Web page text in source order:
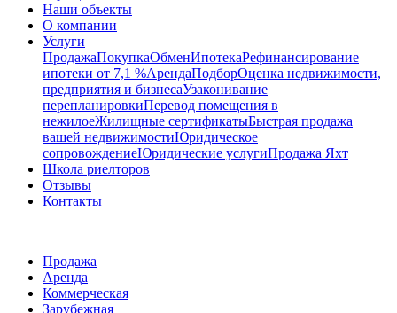
Наши объекты
О компании
Услуги
ПродажаПокупкаОбменИпотекаРефинансирование
ипотеки от 7,1 %АрендаПодборОценка недвижимости,
предприятия и бизнесаУзаконивание
перепланировкиПеревод помещения в
нежилоеЖилищные сертификатыБыстрая продажа
вашей недвижимостиЮридическое
сопровождениеЮридические услугиПродажа Яхт
Школа риелторов
Отзывы
Контакты
Продажа
Аренда
Коммерческая
Зарубежная